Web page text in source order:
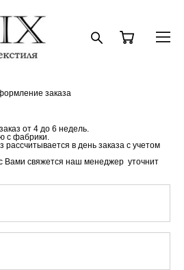
заказа
от 4 до 6 недель.
с фабрики.
рассчитывается в день заказа с учетом
Вами свяжется наш менеджер уточнит